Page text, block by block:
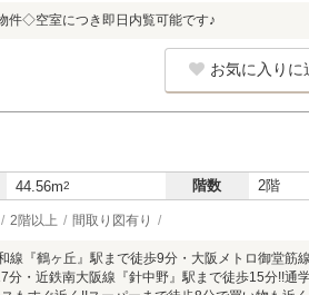
件◇空室につき即日内覧可能です♪
お気に入りに
44.56m2 階数 2階
2階以上 間取り図有り
線『鶴ヶ丘』駅まで徒歩9分・大阪メトロ御堂筋
分・近鉄南大阪線『針中野』駅まで徒歩15分!!通